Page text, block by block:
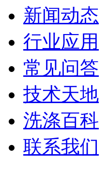
新闻动态
行业应用
常见问答
技术天地
洗涤百科
联系我们